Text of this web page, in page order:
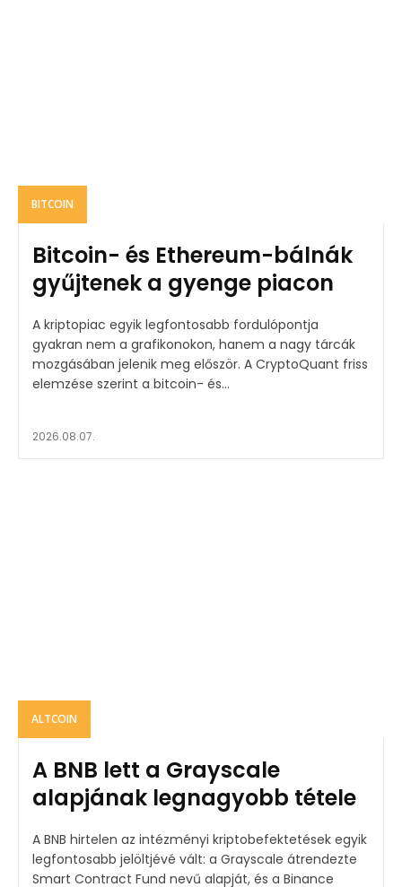
BITCOIN
Bitcoin- és Ethereum-bálnák
gyűjtenek a gyenge piacon
A kriptopiac egyik legfontosabb fordulópontja
gyakran nem a grafikonokon, hanem a nagy tárcák
mozgásában jelenik meg először. A CryptoQuant friss
elemzése szerint a bitcoin- és...
2026.08.07.
ALTCOIN
A BNB lett a Grayscale
alapjának legnagyobb tétele
A BNB hirtelen az intézményi kriptobefektetések egyik
legfontosabb jelöltjévé vált: a Grayscale átrendezte
Smart Contract Fund nevű alapját, és a Binance